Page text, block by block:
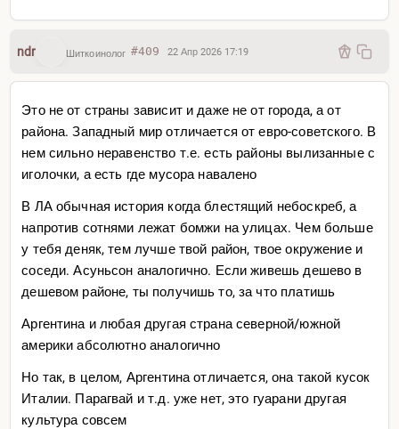
ndr Шиткоинолог #409 22 Апр 2026 17:19
Это не от страны зависит и даже не от города, а от
района. Западный мир отличается от евро-советского. В
нем сильно неравенство т.е. есть районы вылизанные с
иголочки, а есть где мусора навалено
В ЛА обычная история когда блестящий небоскреб, а
напротив сотнями лежат бомжи на улицах. Чем больше
у тебя деняк, тем лучше твой район, твое окружение и
соседи. Асуньсон аналогично. Если живешь дешево в
дешевом районе, ты получишь то, за что платишь
Аргентина и любая другая страна северной/южной
америки абсолютно аналогично
Но так, в целом, Аргентина отличается, она такой кусок
Италии. Парагвай и т.д. уже нет, это гуарани другая
культура совсем